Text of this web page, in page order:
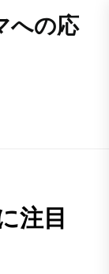
への応
注目